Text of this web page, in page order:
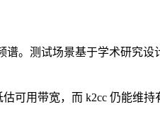
。测试场景基于学术研究设
可用带宽，而 k2cc 仍能维持